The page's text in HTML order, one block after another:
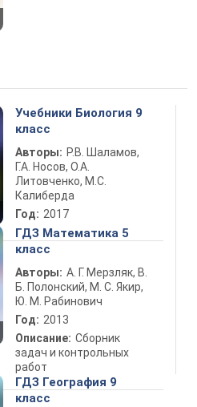
Учебники Биология 9
класс
Авторы: Р.В. Шаламов,
Г.А. Носов, О.А.
Литовченко, М.С.
Калиберда
Год: 2017
ГДЗ Математика 5
класс
Авторы: А. Г. Мерзляк, В.
Б. Полонский, М. С. Якир,
Ю. М. Рабинович
Год: 2013
Описание: Сборник
задач и контрольных
работ
ГДЗ География 9
класс